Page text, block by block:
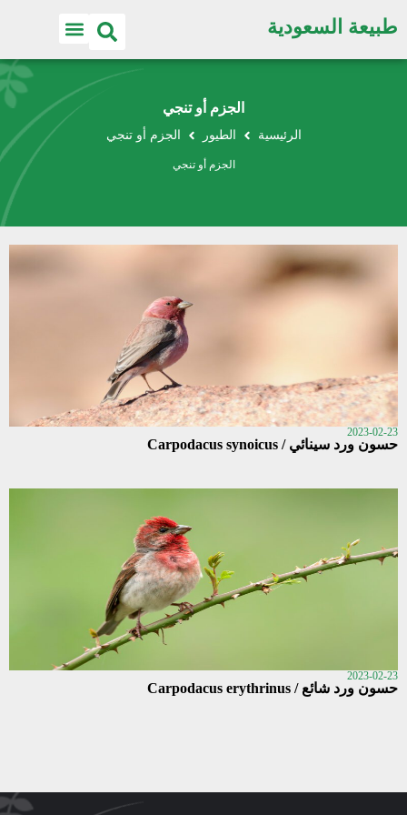
طبيعة السعودية
الجزم أو تنجي
الرئيسية الطيور الجزم أو تنجي
الجزم أو تنجي
2023-02-23
حسون ورد سينائي / Carpodacus synoicus
2023-02-23
حسون ورد شائع / Carpodacus erythrinus